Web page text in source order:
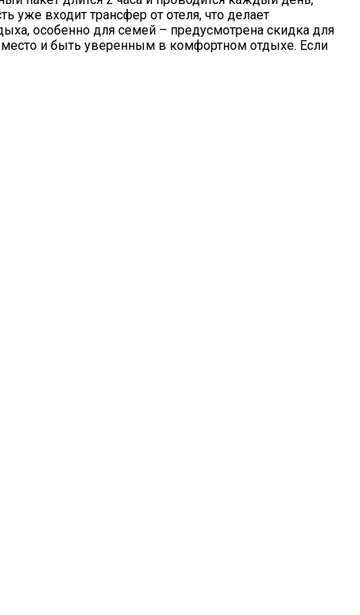
входит трансфер от отеля, что делает
особенно для семей – предусмотрена скидка для
место и быть уверенным в комфортном отдыхе. Если